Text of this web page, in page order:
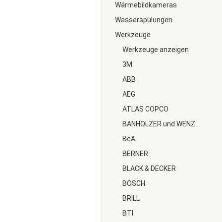
Wärmebildkameras
Wasserspülungen
Werkzeuge
Werkzeuge anzeigen
3M
ABB
AEG
ATLAS COPCO
BANHOLZER und WENZ
BeA
BERNER
BLACK & DECKER
BOSCH
BRILL
BTI